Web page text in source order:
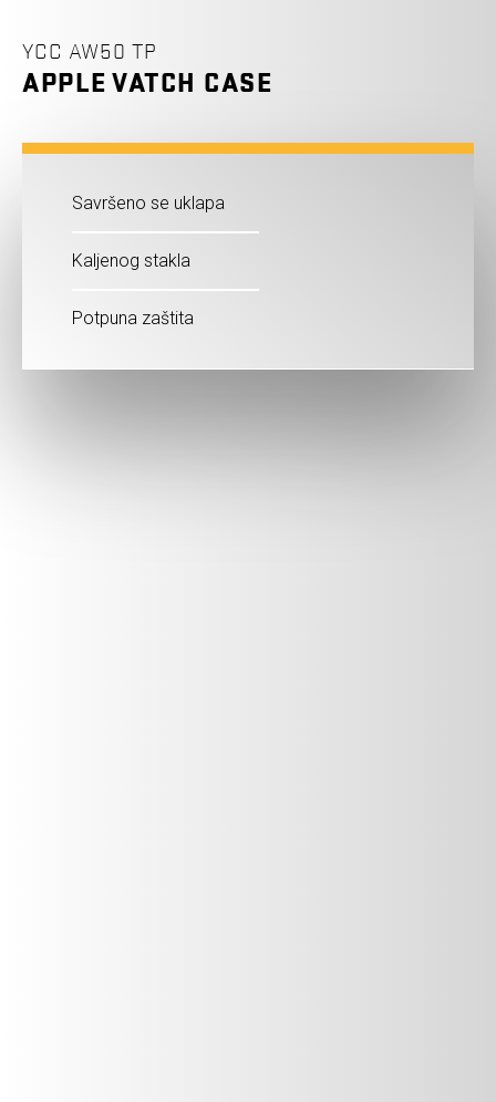
YCC AW50 TP
APPLE VATCH CASE
Savršeno se uklapa
Kaljenog stakla
Potpuna zaštita